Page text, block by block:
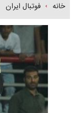
خانه فوتبال ایران